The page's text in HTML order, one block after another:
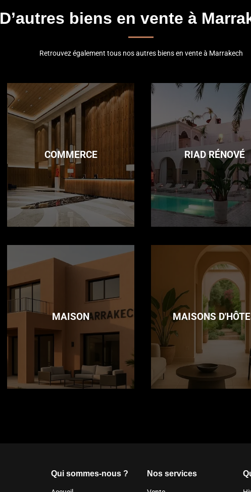
D’autres biens en vente à
Retrouvez également tous nos autres biens en vente à Marrakech
COMMERCE RIAD RÉNOVÉ
MAISON MAISONS
Qui sommes-nous ? Nos services